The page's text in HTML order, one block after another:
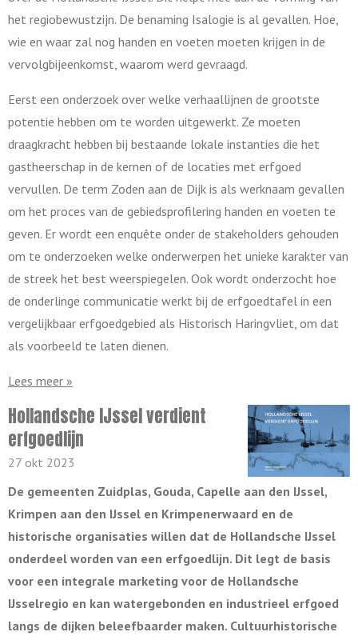
het regiobewustzijn. De benaming Isalogie is al gevallen. Hoe,
wie en waar zal nog handen en voeten moeten krijgen in de
vervolgbijeenkomst, waarom werd gevraagd.
Eerst een onderzoek over welke verhaallijnen de grootste
potentie hebben om te worden uitgewerkt. Ze moeten
draagkracht hebben bij bestaande lokale instanties die het
gastheerschap in de kernen of de locaties met erfgoed
vervullen. De term Zoden aan de Dijk is als werknaam gevallen
om het proces van de gebiedsprofilering handen en voeten te
geven. Er wordt een enquête onder de stakeholders gehouden
om te onderzoeken welke onderwerpen het unieke karakter van
de streek het best weerspiegelen. Ook wordt onderzocht hoe
de onderlinge communicatie werkt bij de erfgoedtafel in een
vergelijkbaar erfgoedgebied als Historisch Haringvliet, om dat
als voorbeeld te laten dienen.
Lees meer »
Hollandsche IJssel verdient
erfgoedlijn
27 okt 2023
De gemeenten Zuidplas, Gouda, Capelle aan den IJssel,
Krimpen aan den IJssel en Krimpenerwaard en de
historische organisaties willen dat de Hollandsche IJssel
onderdeel worden van een erfgoedlijn. Dit legt de basis
voor een integrale marketing voor de Hollandsche
IJsselregio en kan watergebonden en industrieel erfgoed
langs de dijken beleefbaarder maken. Cultuurhistorische